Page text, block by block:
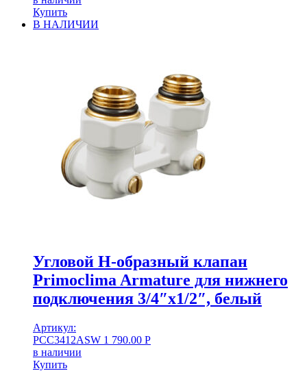
Купить
В НАЛИЧИИ
Угловой Н-образный клапан
Primoclima Armature для нижнего
подключения 3/4″х1/2″, белый
Артикул:
PCC3412ASW 1 790.00 Р
в наличии
Купить